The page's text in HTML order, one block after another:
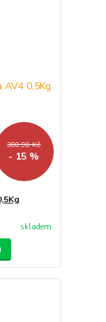
380,90 Kč
- 15 %
skladem